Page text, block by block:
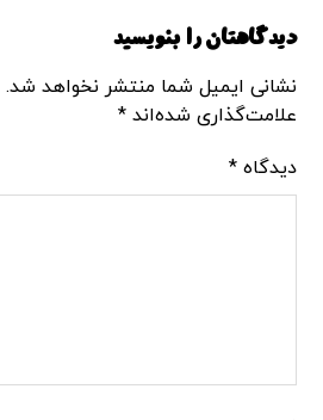
دیدگاهتان را بنویسید
نشانی ایمیل شما منتشر نخواهد شد.
علامت‌گذاری شده‌اند*
دیدگاه*